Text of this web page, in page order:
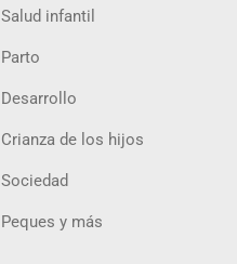
Salud infantil
Parto
Desarrollo
Crianza de los hijos
Sociedad
Peques y más